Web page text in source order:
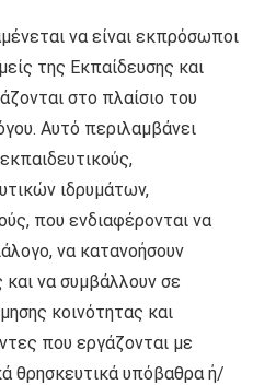
να είναι εκπρόσωποι
της Εκπαίδευσης και
στο πλαίσιο του
Αυτό περιλαμβάνει
ιδρυμάτων,
που ενδιαφέρονται να
να κατανοήσουν
να συμβάλλουν σε
κοινότητας και
που εργάζονται με
θρησκευτικά υπόβαθρα ή/